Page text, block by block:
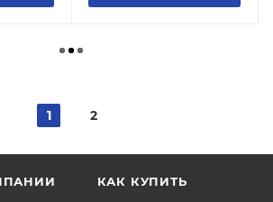
1 2
КАК КУПИТЬ